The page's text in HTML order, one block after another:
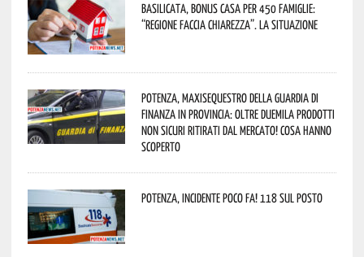
Basilicata, Bonus casa per 450 famiglie:
“Regione faccia chiarezza”. La situazione
Potenza, maxisequestro della Guardia di
Finanza in provincia: oltre duemila prodotti
non sicuri ritirati dal mercato! Cosa hanno
scoperto
Potenza, incidente poco fa! 118 sul posto